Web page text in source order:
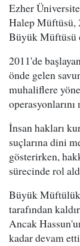
Ezher
Halep Müftüsü,
Büyük Müftüsü
2011'de
önde gelen
muhaliflere
operasyonlarını
İnsan hakları
suçlarına dini
gösterirken,
sürecinde rol
Büyük Müftülük
tarafından
Ancak
kadar devam